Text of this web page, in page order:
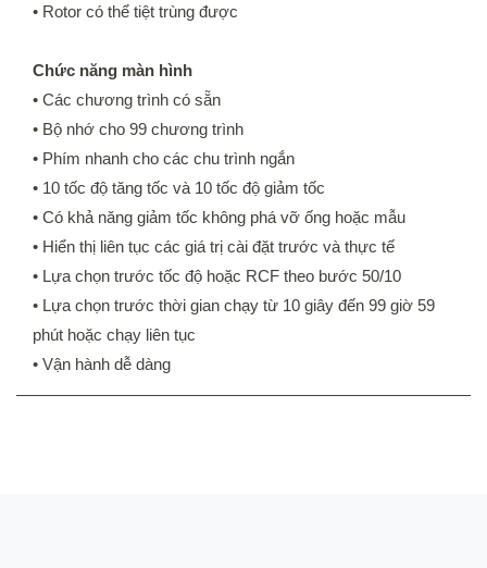
• Rotor có thể tiệt trùng được
Chức năng màn hình
• Các chương trình có sẵn
• Bộ nhớ cho 99 chương trình
• Phím nhanh cho các chu trình ngắn
• 10 tốc độ tăng tốc và 10 tốc độ giảm tốc
• Có khả năng giảm tốc không phá vỡ ống hoặc mẫu
• Hiển thị liên tục các giá trị cài đặt trước và thực tế
• Lựa chọn trước tốc độ hoặc RCF theo bước 50/10
• Lựa chọn trước thời gian chạy từ 10 giây đến 99 giờ 59
phút hoặc chạy liên tục
• Vận hành dễ dàng